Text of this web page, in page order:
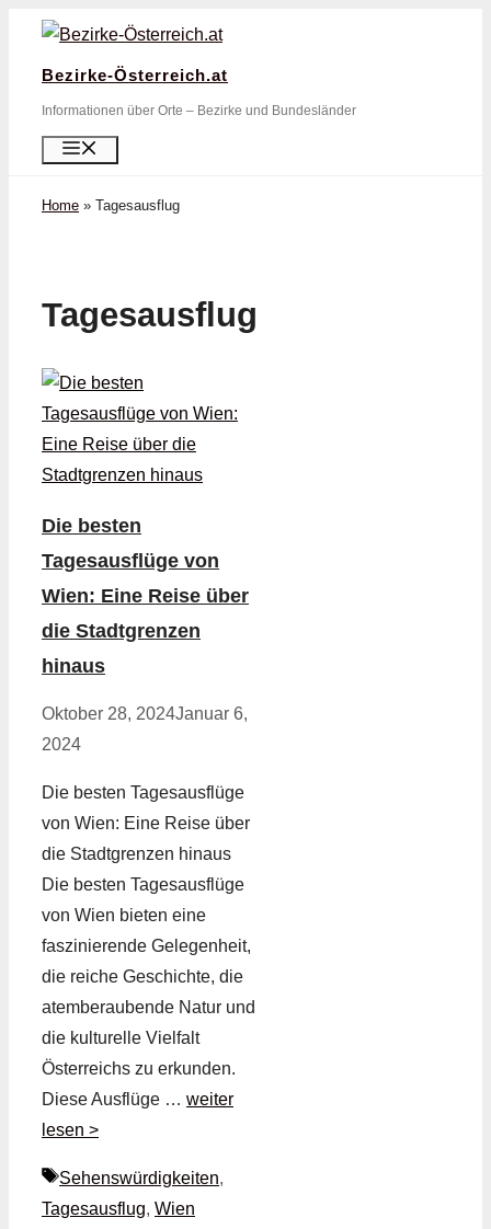
Zum
springen
Bezirke-Österreich.at
Informationen über Orte – Bezirke und Bundesländer
Home » Tagesausflug
Tagesausflug
Die besten
Tagesausflüge von
Wien: Eine Reise über
die Stadtgrenzen
hinaus
Oktober 28, 2024Januar 6,
2024
Die besten Tagesausflüge
von Wien: Eine Reise über
die Stadtgrenzen hinaus
Die besten Tagesausflüge
von Wien bieten eine
faszinierende Gelegenheit,
die reiche Geschichte, die
atemberaubende Natur und
die kulturelle Vielfalt
Österreichs zu erkunden.
Diese Ausflüge … weiter
lesen >
Schlagwörter
Sehenswürdigkeiten,
Tagesausflug, Wien